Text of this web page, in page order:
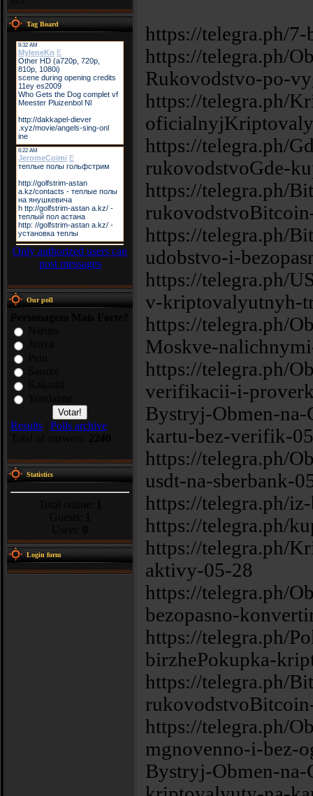
Tag Board
Only authorized users can
post messages
Our poll
Results
Polls archive
Statistics
Login form
https://telegra.ph/
https://telegra.ph/
Rukovodstvo-po-
https://telegra.ph/
https://telegra.ph/
rukovodstvoGde-
https://telegra.ph/
https://telegra.ph/
udobstvo-i-
https://telegra.ph/
v-kriptovalyutnyh-
https://telegra.ph/
Moskve-
https://telegra.ph/
verifikacii-i-
Bystryj-Obmen-na-
kartu-bez-verifik-
https://telegra.ph/
usdt-na-sberbank-
https://telegra.ph/
https://telegra.ph/
https://telegra.ph/
aktivy-05-28
https://telegra.ph/
bezopasno-
https://telegra.ph/
birzhePokupka-
https://telegra.ph/
https://telegra.ph/
mgnovenno-i-bez-
Bystryj-Obmen-na-